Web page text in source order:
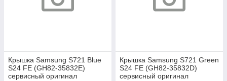
Крышка Samsung S721 Blue
S24 FE (GH82-35832E)
сервисный оригинал
Крышка Samsung S721 Green
S24 FE (GH82-35832D)
сервисный оригинал